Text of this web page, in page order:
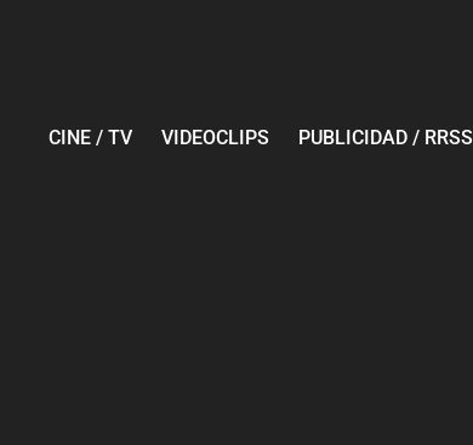
CINE / TV VIDEOCLIPS PUBLICIDAD / RRSS